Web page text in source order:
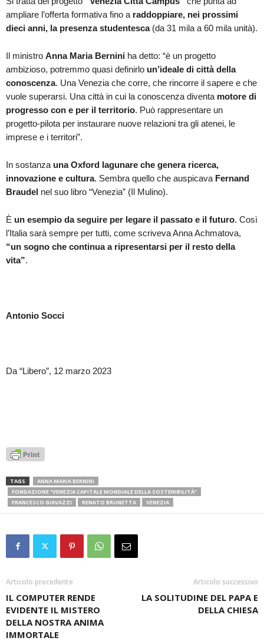
ampliare l’offerta formativa fino a raddoppiare, nei prossimi
dieci anni, la presenza studentesca(da 31 mila a 60 mila unità).
Il ministro Anna Maria Bernini ha detto: “è un progetto
ambizioso, potremmo quasi definirlo un’ideale di città della
conoscenza. Una Venezia che corre, che rincorre il sapere e che
vuole superarsi. Una città in cui la conoscenza diventa motore di
progresso con e per il territorio. Può rappresentare un
progetto-pilota per instaurare nuove relazioni tra gli atenei, le
imprese e i territori”.
In sostanza una Oxford lagunare che genera ricerca,
innovazione e cultura. Sembra quello che auspicava Fernand
Braudel nel suo libro “Venezia” (Il Mulino).
È un esempio da seguire per legare il passato e il futuro. Così
l’Italia sarà sempre per tutti, come scriveva Anna Achmatova,
“un sogno che continua a ripresentarsi per il resto della
vita”.
Antonio Socci
Da “Libero”, 12 marzo 2023
TAGS
ANNA MARIA BERNINI
FONDAZIONE “VENEZIA CAPITALE MONDIALE DELLA SOSTENIBILITÀ”
FRANCESCO GIAVAZZI
RENATO BRUNETTA VENEZIA
Articolo precedente
IL COMPUTER RENDE
EVIDENTE IL MISTERO
DELLA NOSTRA ANIMA
IMMORTALE
Articolo successivo
LA SOLITUDINE DEL PAPA E
DELLA CHIESA